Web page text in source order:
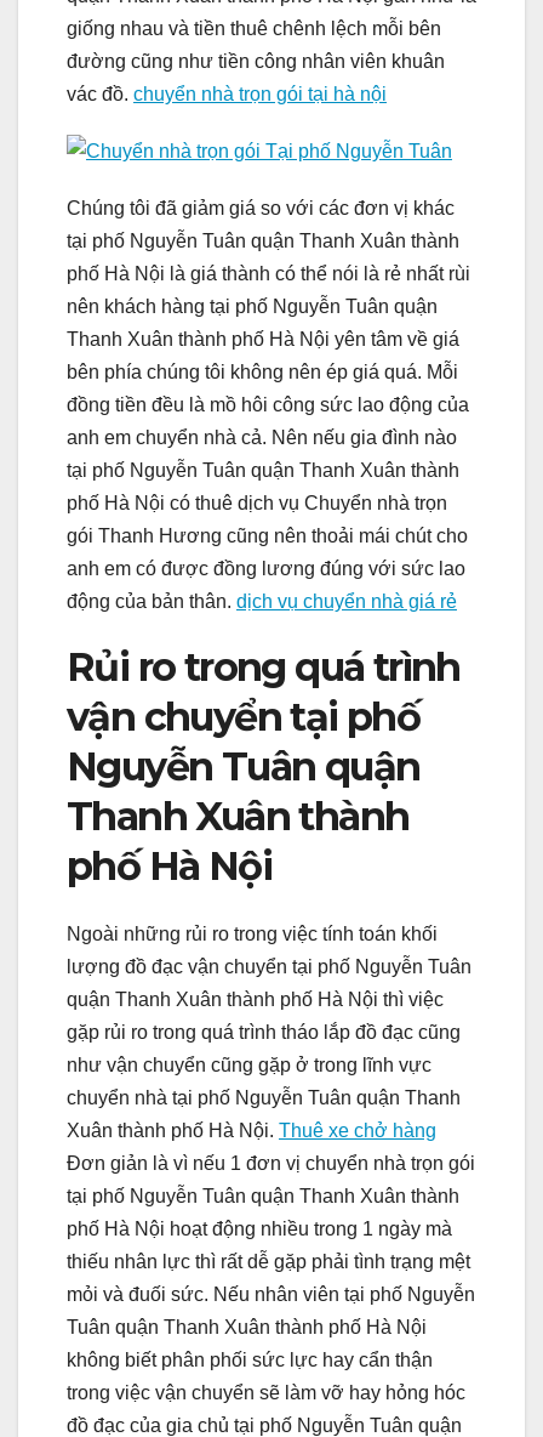
giống nhau và tiền thuê chênh lệch mỗi bên
đường cũng như tiền công nhân viên khuân
vác đồ. chuyển nhà trọn gói tại hà nội
Chúng tôi đã giảm giá so với các đơn vị khác
tại phố Nguyễn Tuân quận Thanh Xuân thành
phố Hà Nội là giá thành có thể nói là rẻ nhất rùi
nên khách hàng tại phố Nguyễn Tuân quận
Thanh Xuân thành phố Hà Nội yên tâm về giá
bên phía chúng tôi không nên ép giá quá. Mỗi
đồng tiền đều là mồ hôi công sức lao động của
anh em chuyển nhà cả. Nên nếu gia đình nào
tại phố Nguyễn Tuân quận Thanh Xuân thành
phố Hà Nội có thuê dịch vụ Chuyển nhà trọn
gói Thanh Hương cũng nên thoải mái chút cho
anh em có được đồng lương đúng với sức lao
động của bản thân. dịch vụ chuyển nhà giá rẻ
Rủi ro trong quá trình
vận chuyển tại phố
Nguyễn Tuân quận
Thanh Xuân thành
phố Hà Nội
Ngoài những rủi ro trong việc tính toán khối
lượng đồ đạc vận chuyển tại phố Nguyễn Tuân
quận Thanh Xuân thành phố Hà Nội thì việc
gặp rủi ro trong quá trình tháo lắp đồ đạc cũng
như vận chuyển cũng gặp ở trong lĩnh vực
chuyển nhà tại phố Nguyễn Tuân quận Thanh
Xuân thành phố Hà Nội. Thuê xe chở hàng
Đơn giản là vì nếu 1 đơn vị chuyển nhà trọn gói
tại phố Nguyễn Tuân quận Thanh Xuân thành
phố Hà Nội hoạt động nhiều trong 1 ngày mà
thiếu nhân lực thì rất dễ gặp phải tình trạng mệt
mỏi và đuối sức. Nếu nhân viên tại phố Nguyễn
Tuân quận Thanh Xuân thành phố Hà Nội
không biết phân phối sức lực hay cẩn thận
trong việc vận chuyển sẽ làm vỡ hay hỏng hóc
đồ đạc của gia chủ tại phố Nguyễn Tuân quận